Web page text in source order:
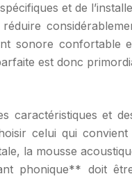
et de
sonore confortable
est donc
caractéristiques et
celui qui
la mousse
phonique** doit